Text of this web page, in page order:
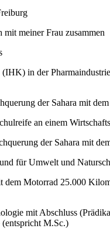
meiner Frau zusammen
in der
der Sahara mit
an einem
der Sahara mit
für Umwelt und
dem Motorrad 25.000
mit Abschluss
(entspricht M.Sc.)